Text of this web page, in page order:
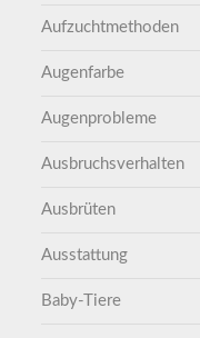
Aufzuchtmethoden
Augenfarbe
Augenprobleme
Ausbruchsverhalten
Ausbrüten
Ausstattung
Baby-Tiere